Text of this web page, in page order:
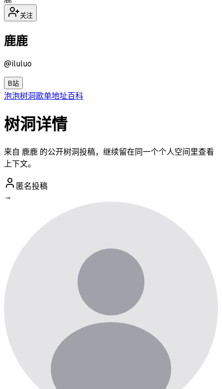
关注
鹿鹿
@iluluo
B站
泡泡树洞歌单地址百科
树洞详情
来自 鹿鹿 的公开树洞投稿，继续留在同一个个人空间里查看
上下文。
匿名投稿
→